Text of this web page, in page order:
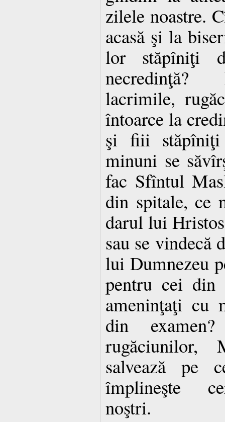
zilele noastre.
acasă şi la
lor stăpîniţi
necredinţă?
lacrimile,
întoarce la
şi fiii stăpîniţi
minuni se
fac Sfîntul
din spitale, ce
darul lui
sau se vindecă
lui Dumnezeu
pentru cei din
ameninţaţi cu
din
rugăciunilor,
salvează pe
împlineşte
noştri.